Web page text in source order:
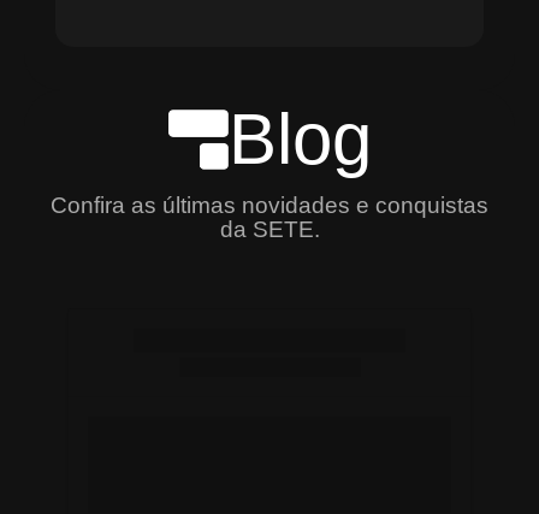
Blog
Confira as últimas novidades e conquistas
da SETE.